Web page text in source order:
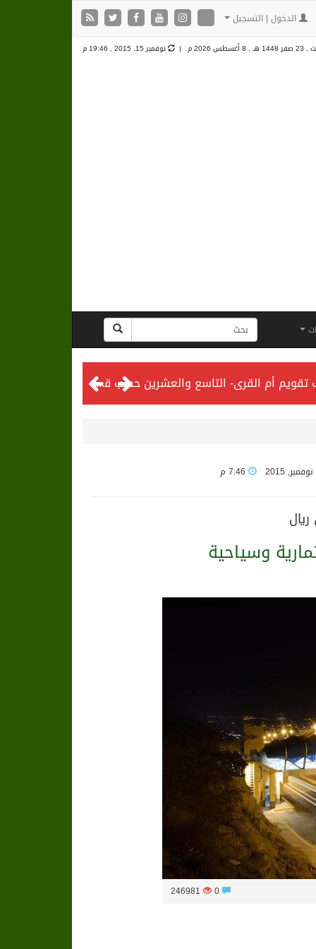
الدخول | التسجيل
هـ , 8 أغسطس 2026 م | نوفمبر 15, 2015 , 19:46 م
المحكمة العليا تدعو إلى تحري رؤية هلال شهر ذي الحجة مساء يوم الأحد الثلاثين من شهر ذي القعدة -حسب تقويم أم القرى- التاسع والعشرين حسب قرار المحكمة العليا
الرياضوسياحية
0
246981